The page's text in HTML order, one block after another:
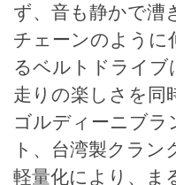
ず、音も静かで漕
チェーンのように
るベルトドライブ
走りの楽しさを同
ゴルディーニブラ
ト、台湾製クラ
軽量化により、ま